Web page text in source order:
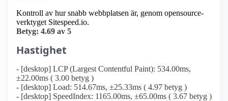
Kontroll av hur snabb webbplatsen är, genom opensource-
verktyget Sitespeed.io.
Betyg: 4.69 av 5
Hastighet
- [desktop] LCP (Largest Contentful Paint): 534.00ms,
±22.00ms ( 3.00 betyg )
- [desktop] Load: 514.67ms, ±25.33ms ( 4.97 betyg )
- [desktop] SpeedIndex: 1165.00ms, ±65.00ms ( 3.67 betyg )